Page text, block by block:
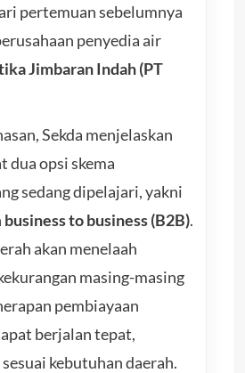
pertemuan sebelumnya
penyedia air
Jimbaran Indah (PT
Sekda menjelaskan
dua opsi skema
sedang dipelajari, yakni
business to business (B2B).
akan menelaah
masing-masing
pembiayaan
berjalan tepat,
kebutuhan daerah.